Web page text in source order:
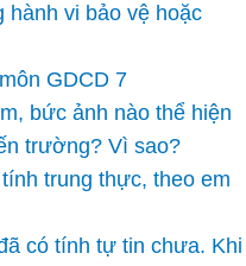
hành vi bảo vệ hoặc
GDCD 7
bức ảnh nào thể hiện
trường? Vì sao?
trung thực, theo em
có tính tự tin chưa. Khi